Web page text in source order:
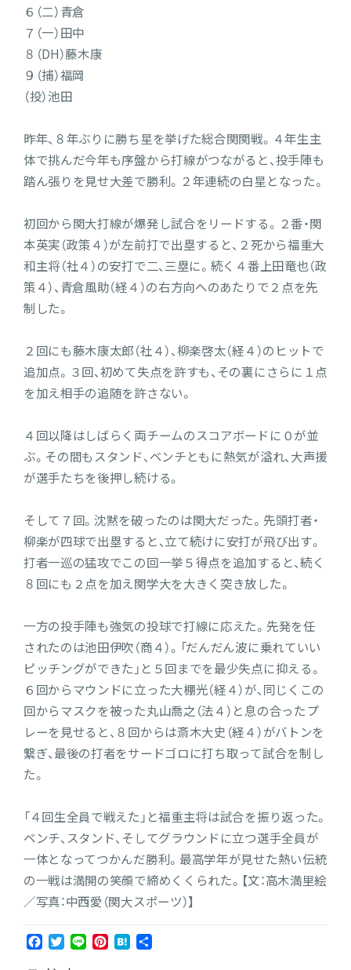
６（二）青倉
７（一）田中
８（DH）藤木康
９（捕）福岡
（投）池田
昨年、８年ぶりに勝ち星を挙げた総合関関戦。４年生主
体で挑んだ今年も序盤から打線がつながると、投手陣も
踏ん張りを見せ大差で勝利。２年連続の白星となった。
初回から関大打線が爆発し試合をリードする。２番・関
本英実（政策４）が左前打で出塁すると、２死から福重大
和主将（社４）の安打で二、三塁に。続く４番上田竜也（政
策４）、青倉風助（経４）の右方向へのあたりで２点を先
制した。
２回にも藤木康太郎（社４）、柳楽啓太（経４）のヒットで
追加点。３回、初めて失点を許すも、その裏にさらに１点
を加え相手の追随を許さない。
４回以降はしばらく両チームのスコアボードに０が並
ぶ。その間もスタンド、ベンチともに熱気が溢れ、大声援
が選手たちを後押し続ける。
そして７回。沈黙を破ったのは関大だった。先頭打者・
柳楽が四球で出塁すると、立て続けに安打が飛び出す。
打者一巡の猛攻でこの回一挙５得点を追加すると、続く
８回にも２点を加え関学大を大きく突き放した。
一方の投手陣も強気の投球で打線に応えた。先発を任
されたのは池田伊吹（商４）。「だんだん波に乗れていい
ピッチングができた」と５回までを最少失点に抑える。
６回からマウンドに立った大棚光（経４）が、同じくこの
回からマスクを被った丸山喬之（法４）と息の合ったプ
レーを見せると、８回からは斎木大史（経４）がバトンを
繋ぎ、最後の打者をサードゴロに打ち取って試合を制し
た。
「４回生全員で戦えた」と福重主将は試合を振り返った。
ベンチ、スタンド、そしてグラウンドに立つ選手全員が
一体となってつかんだ勝利。最高学年が見せた熱い伝統
の一戦は満開の笑顔で締めくくられた。【文：高木満里絵
／写真：中西愛（関大スポーツ）】
Facebook
Twitter
LinePinterest
Hatena
共